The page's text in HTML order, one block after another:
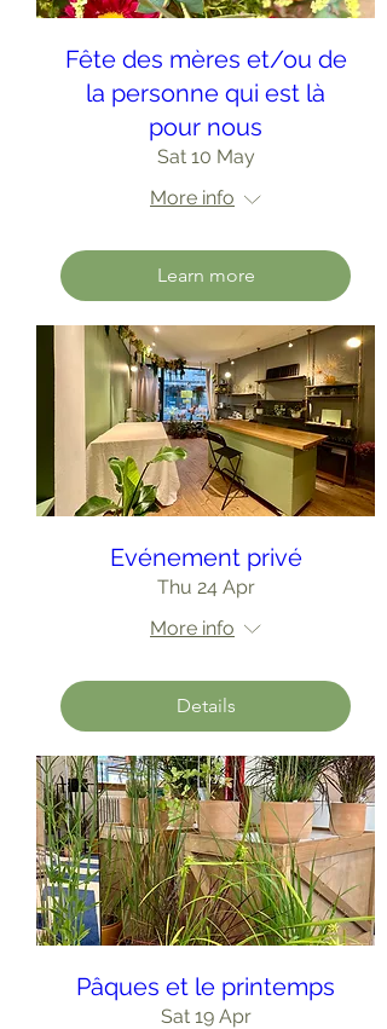
Fête des mères et/ou de
la personne qui est là
pour nous
Sat 10 May
More info
Learn more
Evénement privé
Thu 24 Apr
More info
Details
Pâques et le printemps
Sat 19 Apr